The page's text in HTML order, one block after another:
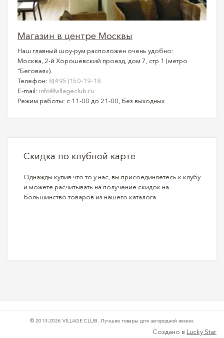
Магазин в центре Москвы
Наш главный шоу-рум расположен очень удобно:
Москва, 2-й Хорошёвский проезд, дом 7, стр 1 (метро
"Беговая»).
Телефон: 8(495)150-19-18
E-mail: info@villageclub.ru
Режим работы: с 11-00 до 21-00, без выходных
Скидка по клубной карте
Однажды купив что то у нас, вы присоединяетесь к клубу
и можете расчитывать на получение скидок на
большинство товаров из нашего каталога.
© 2013-2026 VILLAGE CLUB. Лучшие товары для загородной жизни.
Создано в Lucky Star